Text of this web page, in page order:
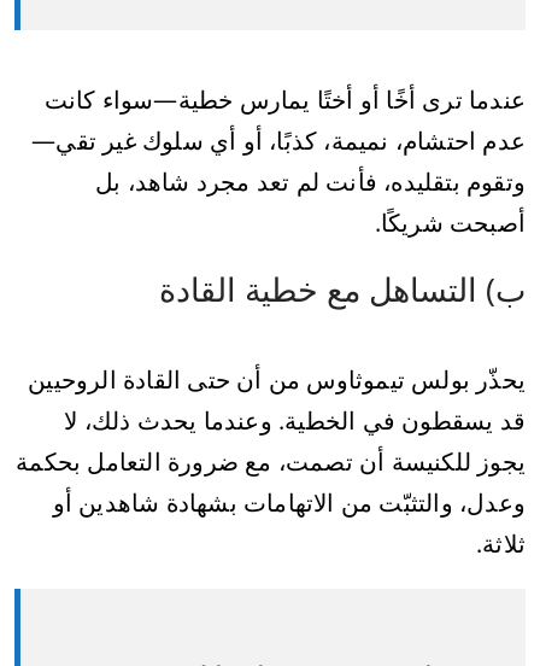
عندما ترى أخًا أو أختًا يمارس خطية—سواء كانت
عدم احتشام، نميمة، كذبًا، أو أي سلوك غير تقي—
وتقوم بتقليده، فأنت لم تعد مجرد شاهد، بل
أصبحت شريكًا.
ب) التساهل مع خطية القادة
يحذّر بولس تيموثاوس من أن حتى القادة الروحيين
قد يسقطون في الخطية. وعندما يحدث ذلك، لا
يجوز للكنيسة أن تصمت، مع ضرورة التعامل بحكمة
وعدل، والتثبّت من الاتهامات بشهادة شاهدين أو
ثلاثة.